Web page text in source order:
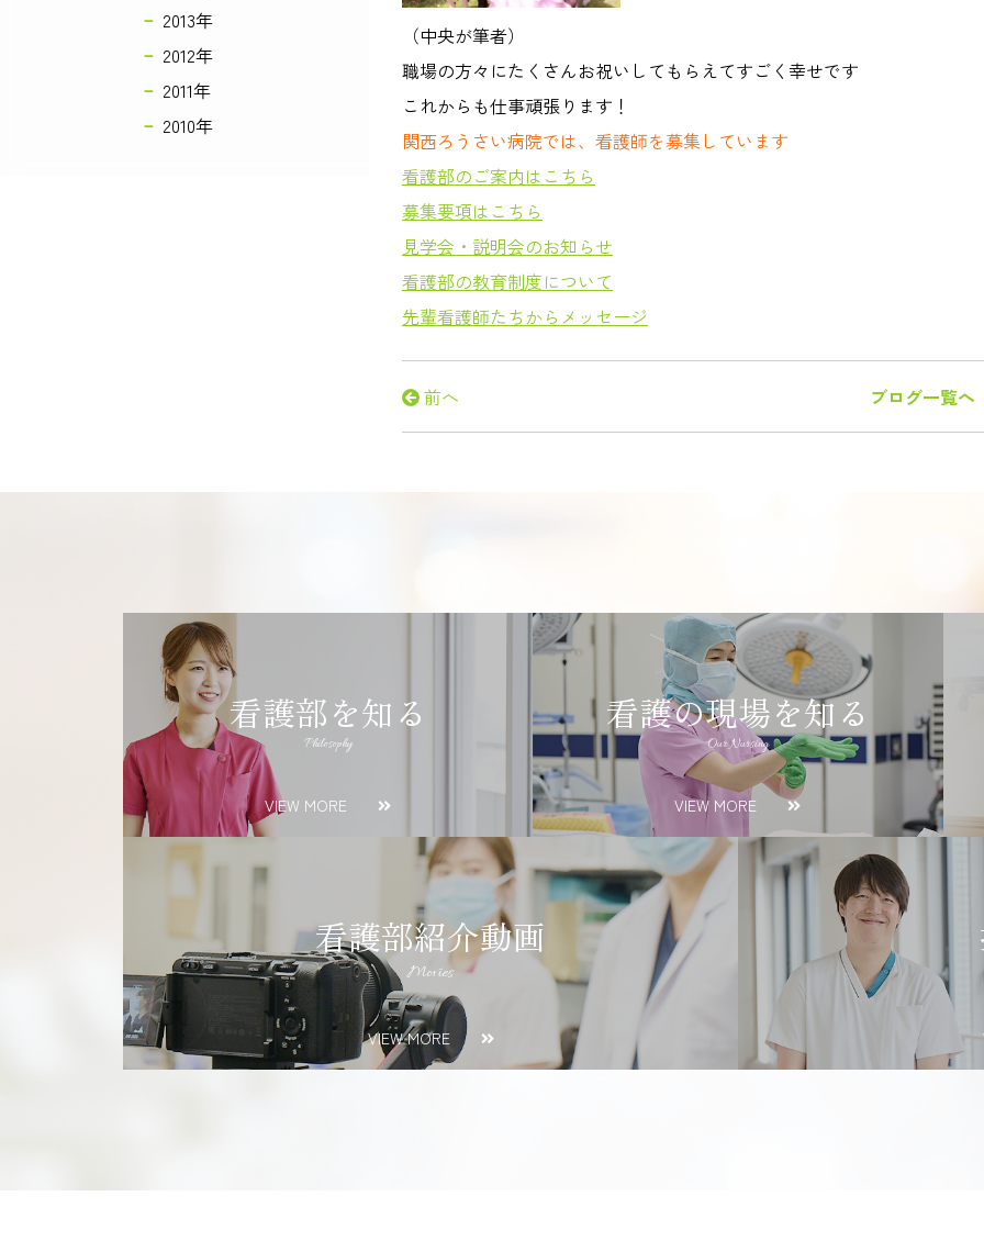
（中央が筆者）
職場の方々にたくさんお祝いしてもらえてすごく幸せです
これからも仕事頑張ります！
関西ろうさい病院では、看護師を募集しています
看護部のご案内はこちら
募集要項はこちら
見学会・説明会のお知らせ
看護部の教育制度について
先輩看護師たちからメッセージ
前へ ブログ一覧へ
2013年
2012年
2011年
2010年
看護部を知る
Philosophy
VIEW MORE
看護の現場を知る
Our Nursing
VIEW MORE
看護部紹介動画
Movies
VIEW MORE